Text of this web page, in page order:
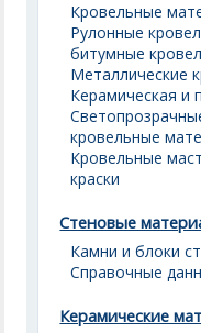
Кровельные
Рулонные
битумные
Металлические
Керамическая и
кровельные
Кровельные
краски
Стеновые
Камни и блоки
Справочные
Керамические